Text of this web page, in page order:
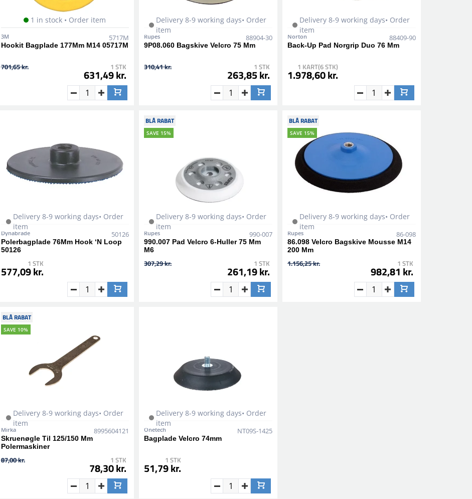
1 in stock • Order item
3M 5717M
Hookit Bagplade 177Mm M14 05717M
701,65 kr. 1 STK
631,49 kr.
Delivery 8-9 working days• Order
item
Rupes 88904-30
9P08.060 Bagskive Velcro 75 Mm
310,41 kr. 1 STK
263,85 kr.
Delivery 8-9 working days• Order
item
Norton 88409-90
Back-Up Pad Norgrip Duo 76 Mm
1 KART(6 STK)
1.978,60 kr.
Delivery 8-9 working days• Order
item
Dynabrade 50126
Polerbagplade 76Mm Hook ‘N Loop
50126
1 STK
577,09 kr.
BLÅ RABAT
SAVE 15%
Delivery 8-9 working days• Order
item
Rupes 990-007
990.007 Pad Velcro 6-Huller 75 Mm
M6
307,29 kr. 1 STK
261,19 kr.
BLÅ RABAT
SAVE 15%
Delivery 8-9 working days• Order
item
Rupes 86-098
86.098 Velcro Bagskive Mousse M14
200 Mm
1.156,25 kr. 1 STK
982,81 kr.
BLÅ RABAT
SAVE 10%
Delivery 8-9 working days• Order
item
Mirka 8995604121
Skruenøgle Til 125/150 Mm
Polermaskiner
87,00 kr. 1 STK
78,30 kr.
Delivery 8-9 working days• Order
item
Onetech NT09S-1425
Bagplade Velcro 74mm
1 STK
51,79 kr.